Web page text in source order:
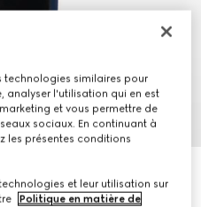
technologies similaires pour
analyser l'utilisation qui en est
et vous permettre de
sociaux. En continuant à
les présentes conditions
et leur utilisation sur
Politique en matière de